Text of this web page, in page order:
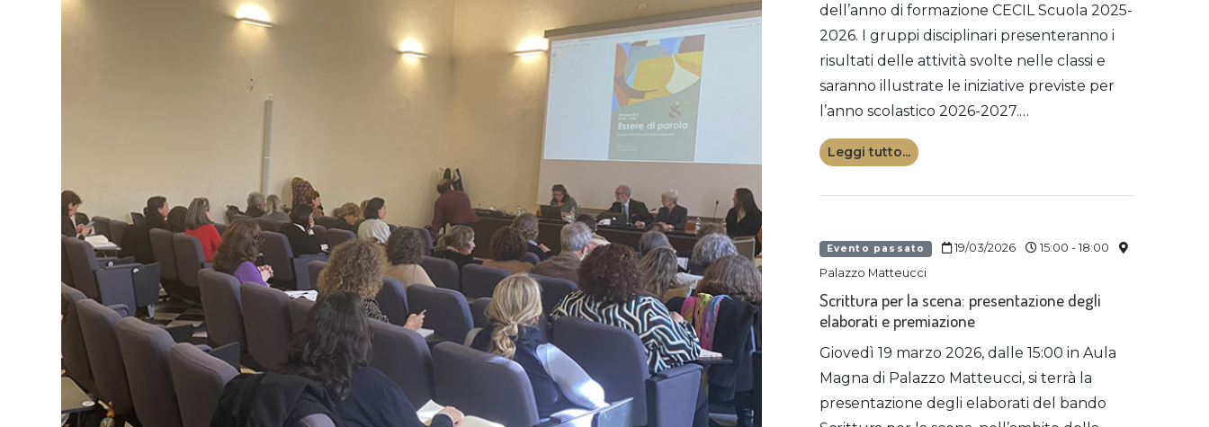
dell’anno di formazione CECIL Scuola 2025-
2026. I gruppi disciplinari presenteranno i
risultati delle attività svolte nelle classi e
saranno illustrate le iniziative previste per
l’anno scolastico 2026-2027.…
Leggi tutto...
Evento passato 19/03/2026
15:00 - 18:00
Palazzo Matteucci
Scrittura per la scena: presentazione degli
elaborati e premiazione
Giovedì 19 marzo 2026, dalle 15:00 in Aula
Magna di Palazzo Matteucci, si terrà la
presentazione degli elaborati del bando